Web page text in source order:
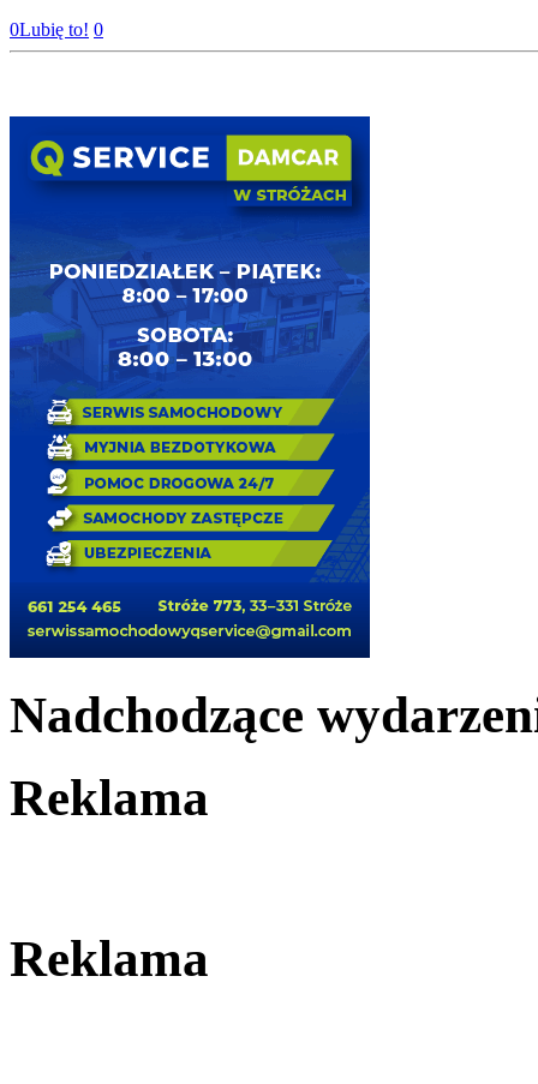
0Lubię to! 0
Nadchodzące
Reklama
Reklama